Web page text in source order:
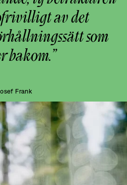
av det
som
bakom.”
Frank